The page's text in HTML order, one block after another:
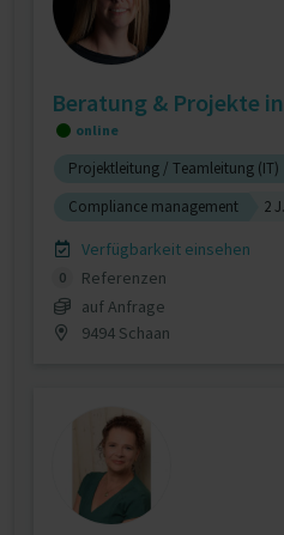
Beratung & Projekte
online
Projektleitung / Teamleitung (IT)
Compliance management
2 J.
Verfügbarkeit einsehen
0
Referenzen
auf Anfrage
9494 Schaan